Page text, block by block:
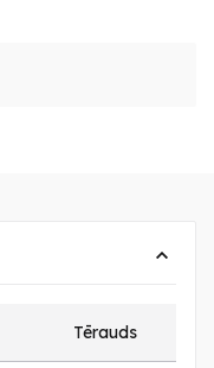
Tērauds